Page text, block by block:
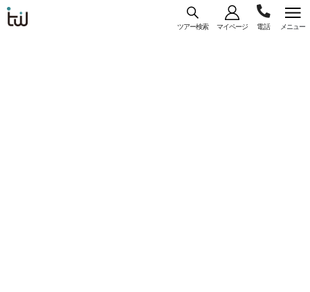
ツアー検索 マイページ メニュー